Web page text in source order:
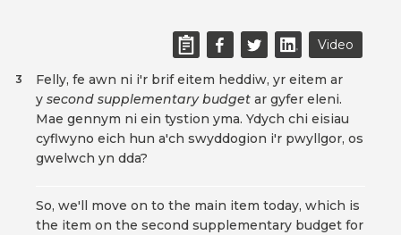
Video
Felly, fe awn ni i'r brif eitem heddiw, yr eitem ar
y second supplementary budget ar gyfer eleni.
Mae gennym ni ein tystion yma. Ydych chi eisiau
cyflwyno eich hun a'ch swyddogion i'r pwyllgor, os
gwelwch yn dda?
3
So, we'll move on to the main item today, which is
the item on the second supplementary budget for